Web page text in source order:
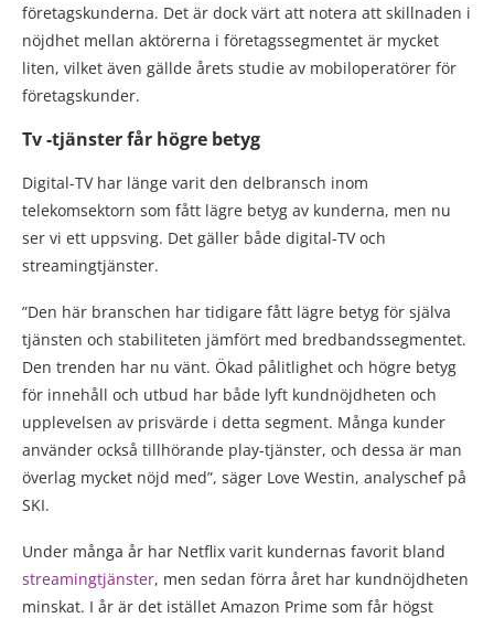
företagskunderna. Det är dock värt att notera att skillnaden i
nöjdhet mellan aktörerna i företagssegmentet är mycket
liten, vilket även gällde årets studie av mobiloperatörer för
företagskunder.
Tv -tjänster får högre betyg
Digital-TV har länge varit den delbransch inom
telekomsektorn som fått lägre betyg av kunderna, men nu
ser vi ett uppsving. Det gäller både digital-TV och
streamingtjänster.
”Den här branschen har tidigare fått lägre betyg för själva
tjänsten och stabiliteten jämfört med bredbandssegmentet.
Den trenden har nu vänt. Ökad pålitlighet och högre betyg
för innehåll och utbud har både lyft kundnöjdheten och
upplevelsen av prisvärde i detta segment. Många kunder
använder också tillhörande play-tjänster, och dessa är man
överlag mycket nöjd med”, säger Love Westin, analyschef på
SKI.
Under många år har Netflix varit kundernas favorit bland
streamingtjänster, men sedan förra året har kundnöjdheten
minskat. I år är det istället Amazon Prime som får högst